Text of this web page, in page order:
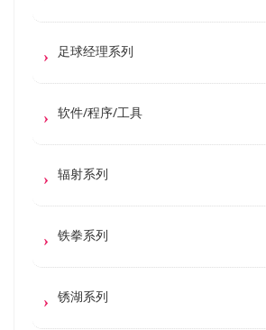
足球经理系列
软件/程序/工具
辐射系列
铁拳系列
锈湖系列